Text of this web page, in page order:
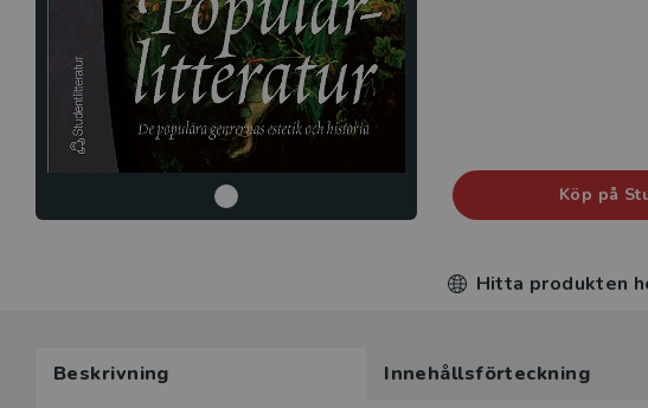
Köp på
Hitta produkten
Beskrivning Innehållsförteckning